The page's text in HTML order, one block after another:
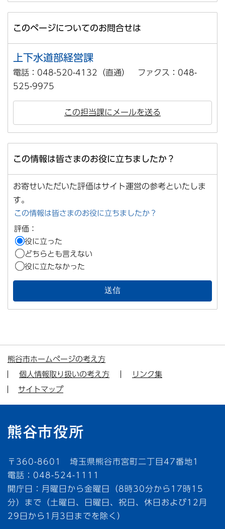
このページについてのお問合せは
上下水道部経営課
電話：048-520-4132（直通） ファクス：048-
525-9975
この担当課にメールを送る
この情報は皆さまのお役に立ちましたか？
お寄せいただいた評価はサイト運営の参考といたしま
す。
この情報は皆さまのお役に立ちましたか？
評価：
役に立った
どちらとも言えない
役に立たなかった
熊谷市ホームページの考え方
個人情報取り扱いの考え方
リンク集
サイトマップ
〒360-8601 埼玉県熊谷市宮町二丁目47番地1
電話：048-524-1111
開庁日：月曜日から金曜日（8時30分から17時15
分）まで（土曜日、日曜日、祝日、休日および12月
29日から1月3日までを除く）